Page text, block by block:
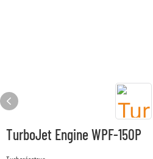
TurboJet Engine WPF-150P